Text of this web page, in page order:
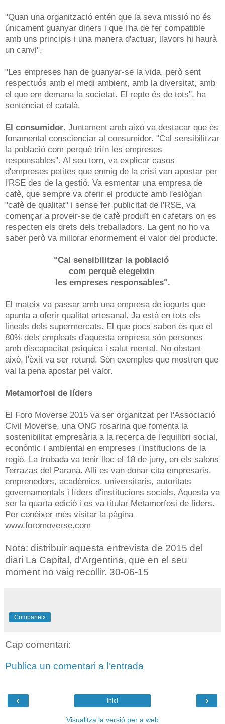
"Quan una organització entén que la seva missió no és
únicament guanyar diners i que l'ha de fer compatible
amb uns principis i una manera d'actuar, llavors hi haurà
un canvi".
"Les empreses han de guanyar-se la vida, però sent
respectuós amb el medi ambient, amb la diversitat, amb
el que em demana la societat. El repte és de tots", ha
sentenciat el català.
El consumidor. Juntament amb això va destacar que és
fonamental conscienciar al consumidor. "Cal sensibilitzar
la població com perquè triïn les empreses
responsables". Al seu torn, va explicar casos
d'empreses petites que enmig de la crisi van apostar per
l'RSE des de la gestió. Va esmentar una empresa de
cafè, que sempre va oferir el producte amb l'eslògan
"cafè de qualitat" i sense fer publicitat de l'RSE, va
començar a proveir-se de cafè produït en cafetars on es
respecten els drets dels treballadors. La gent no ho va
saber però va millorar enormement el valor del producte.
"Cal sensibilitzar la població
com perquè elegeixin
les empreses responsables".
El mateix va passar amb una empresa de iogurts que
apunta a oferir qualitat artesanal. Ja està en tots els
lineals dels supermercats. El que pocs saben és que el
80% dels empleats d'aquesta empresa són persones
amb discapacitat psíquica i salut mental. No obstant
això, l'èxit va ser rotund. Són exemples que mostren que
val la pena apostar pel valor.
Metamorfosi de líders
El Foro Moverse 2015 va ser organitzat per l'Associació
Civil Moverse, una ONG rosarina que fomenta la
sostenibilitat empresària a la recerca de l'equilibri social,
econòmic i ambiental en empreses i institucions de la
regió. La trobada va tenir lloc el 18 de juny, en els salons
Terrazas del Paranà. Allí es van donar cita empresaris,
emprenedors, acadèmics, universitaris, autoritats
governamentals i líders d'institucions socials. Aquesta va
ser la quarta edició i es va titular Metamorfosi de líders.
Per conèixer més visitar la pàgina
www.foromoverse.com
Nota: distribuir aquesta entrevista de 2015 del
diari La Capital, d'Argentina, que en el seu
moment no vaig recollir. 30-06-15
Comparteix
Cap comentari:
Publica un comentari a l'entrada
‹ ›
Inici
Visualitza la versió per a web